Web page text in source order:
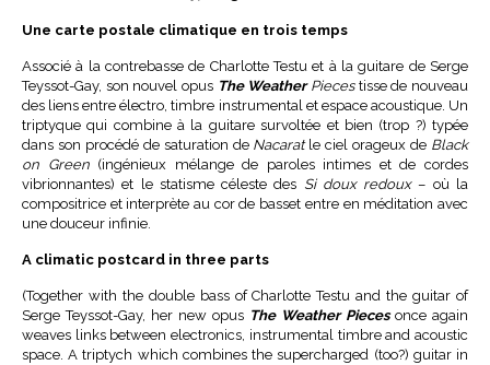
Une carte postale climatique en trois temps
Associé à la contrebasse de Charlotte Testu et à la guitare de Serge
Teyssot-Gay, son nouvel opus The WeatherPiecestisse de nouveau
des liens entre électro, timbre instrumental et espace acoustique. Un
triptyque qui combine à la guitare survoltée et bien (trop ?) typée
dans son procédé de saturation de Nacarat le ciel orageux de Black
on Green (ingénieux mélange de paroles intimes et de cordes
vibrionnantes) et le statisme céleste des Si doux redoux– où la
compositrice et interprète au cor de basset entre en méditation avec
une douceur infinie.
A climatic postcard in three parts
(Together with the double bass of Charlotte Testu and the guitar of
Serge Teyssot-Gay, her new opus The Weather Piecesonce again
weaves links between electronics, instrumental timbre and acoustic
space. A triptych which combines the supercharged (too?) guitar in